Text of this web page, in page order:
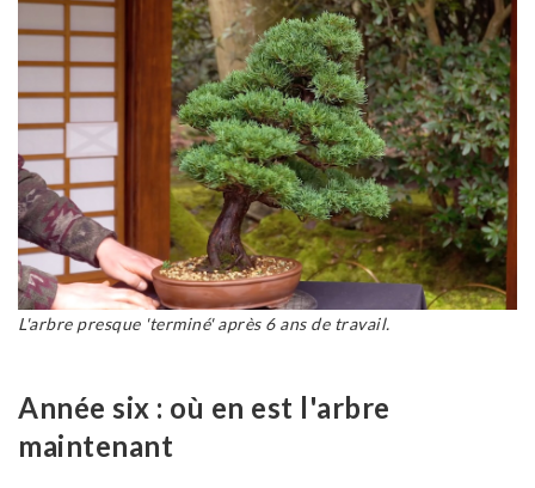
L'arbre presque 'terminé' après 6 ans de travail.
Année six : où en est l'arbre
maintenant